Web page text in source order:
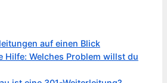
auf einen Blick
Hilfe: Welches Problem willst du